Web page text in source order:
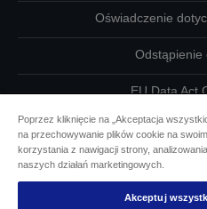
Oświadczenie
Odstąpienie
EU Data Act
Skontaktuj się z nami w
Informacje o
Działania firmy Epson
Poprzez kliknięcie na „Akceptacja
na przechowywanie plików cookie na
korzystania z nawigacji strony,
naszych działań marketingowych.
Akceptuj